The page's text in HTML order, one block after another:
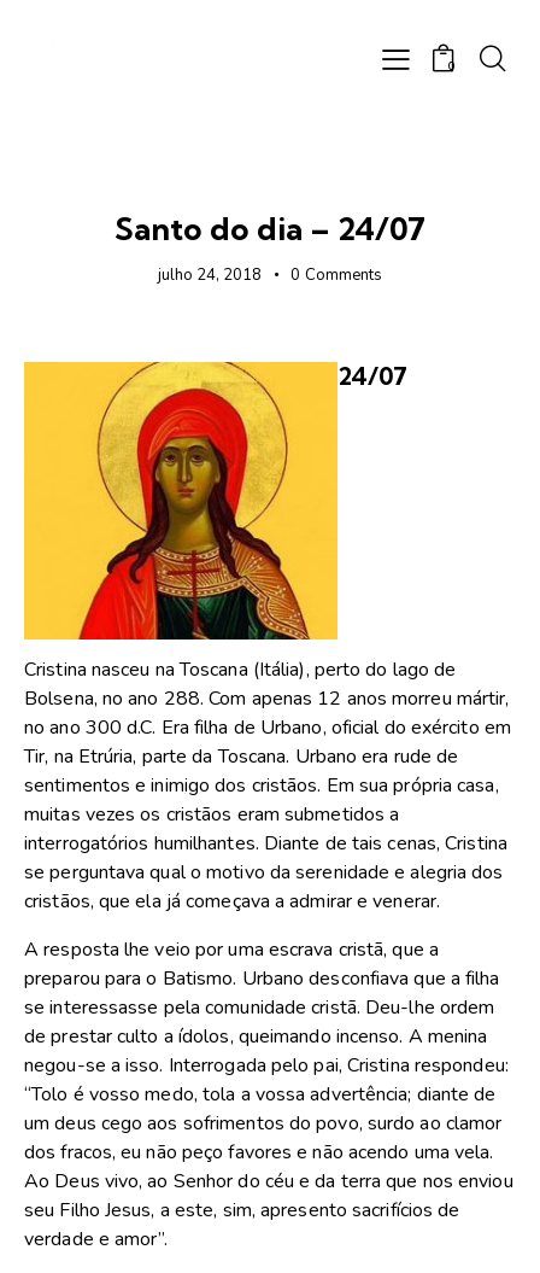
0
Santo do dia – 24/07
julho 24, 2018 0 Comments
24/07
Cristina nasceu na Toscana (Itália), perto do lago de
Bolsena, no ano 288. Com apenas 12 anos morreu mártir,
no ano 300 d.C. Era filha de Urbano, oficial do exército em
Tir, na Etrúria, parte da Toscana. Urbano era rude de
sentimentos e inimigo dos cristãos. Em sua própria casa,
muitas vezes os cristãos eram submetidos a
interrogatórios humilhantes. Diante de tais cenas, Cristina
se perguntava qual o motivo da serenidade e alegria dos
cristãos, que ela já começava a admirar e venerar.
A resposta lhe veio por uma escrava cristã, que a
preparou para o Batismo. Urbano desconfiava que a filha
se interessasse pela comunidade cristã. Deu-lhe ordem
de prestar culto a ídolos, queimando incenso. A menina
negou-se a isso. Interrogada pelo pai, Cristina respondeu:
“Tolo é vosso medo, tola a vossa advertência; diante de
um deus cego aos sofrimentos do povo, surdo ao clamor
dos fracos, eu não peço favores e não acendo uma vela.
Ao Deus vivo, ao Senhor do céu e da terra que nos enviou
seu Filho Jesus, a este, sim, apresento sacrifícios de
verdade e amor”.